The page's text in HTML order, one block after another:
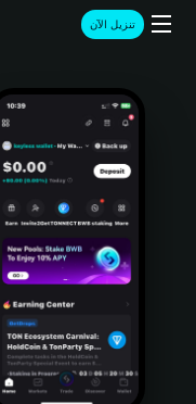
تنزيل الآن